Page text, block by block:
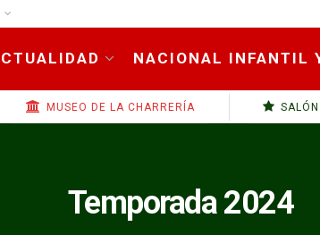
NACIONAL INFANTIL
MUSEO DE LA CHARRERÍA
Temporada 2024